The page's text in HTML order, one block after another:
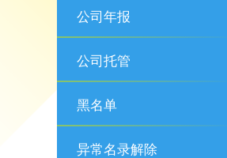
公司年报
公司托管
黑名单
异常名录解除